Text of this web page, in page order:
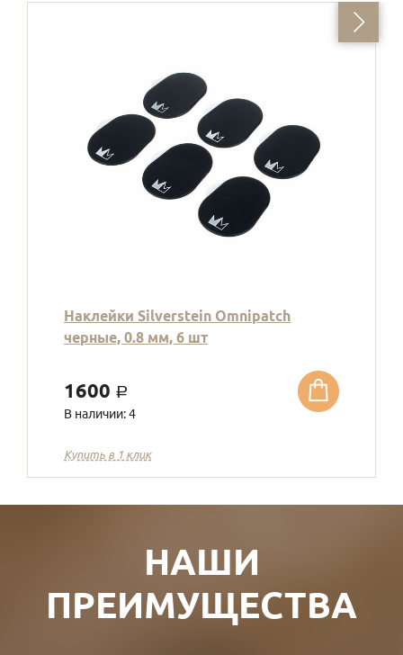
Наклейки Silverstein Omnipatch
черные, 0.8 мм, 6 шт
1600 a
В наличии: 4
Купить в 1 клик
НАШИ
ПРЕИМУЩЕСТВА